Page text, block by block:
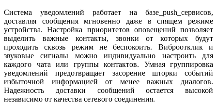
Система уведомлений работает на базе_push_сервисов,
доставляя сообщения мгновенно даже в спящем режиме
устройства. Настройка приоритетов оповещений позволяет
выделить важные контакты, звонки от которых будут
проходить сквозь режим не беспокоить. Виброотклик и
звуковые сигналы можно индивидуально настроить для
каждого чата или группы контактов. Умная группировка
уведомлений предотвращает засорение шторки событий
избыточной информацией от менее важных диалогов.
Надежность доставки сообщений остается высокой
независимо от качества сетевого соединения.